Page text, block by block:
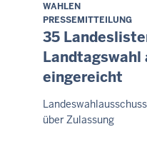
Sonntag,
9.
August
2026
-
08:05
WAHLEN
PRESSEMITTEILUNG
35
Landtagswahl
eingereicht
über Zulassung